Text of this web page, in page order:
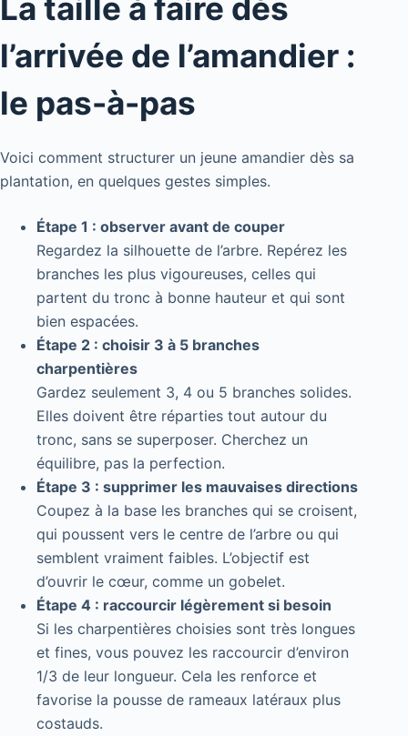
La taille à faire dès
l’arrivée de l’amandier :
le pas-à-pas
Voici comment structurer un jeune amandier dès sa
plantation, en quelques gestes simples.
Étape 1 : observer avant de couper
Regardez la silhouette de l’arbre. Repérez les
branches les plus vigoureuses, celles qui
partent du tronc à bonne hauteur et qui sont
bien espacées.
Étape 2 : choisir 3 à 5 branches
charpentières
Gardez seulement 3, 4 ou 5 branches solides.
Elles doivent être réparties tout autour du
tronc, sans se superposer. Cherchez un
équilibre, pas la perfection.
Étape 3 : supprimer les mauvaises directions
Coupez à la base les branches qui se croisent,
qui poussent vers le centre de l’arbre ou qui
semblent vraiment faibles. L’objectif est
d’ouvrir le cœur, comme un gobelet.
Étape 4 : raccourcir légèrement si besoin
Si les charpentières choisies sont très longues
et fines, vous pouvez les raccourcir d’environ
1/3 de leur longueur. Cela les renforce et
favorise la pousse de rameaux latéraux plus
costauds.